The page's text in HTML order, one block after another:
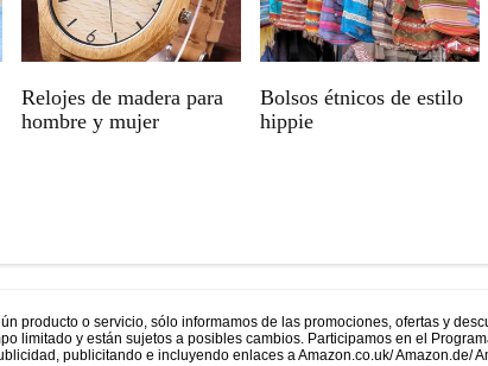
Relojes de madera para
hombre y mujer
Bolsos étnicos de estilo
hippie
producto o servicio, sólo informamos de las promociones, ofertas y
limitado y están sujetos a posibles cambios. Participamos en el
publicitando e incluyendo enlaces a Amazon.co.uk/ Amazon.de/